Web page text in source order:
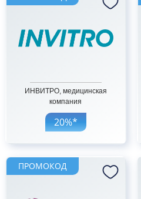
ИНВИТРО, медицинская
компания
20%*
ПРОМОКОД